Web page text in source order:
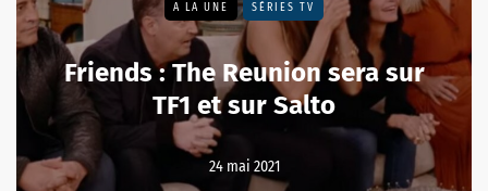
A LA UNE SÉRIES TV
Friends : The Reunion sera sur
TF1 et sur Salto
24 mai 2021